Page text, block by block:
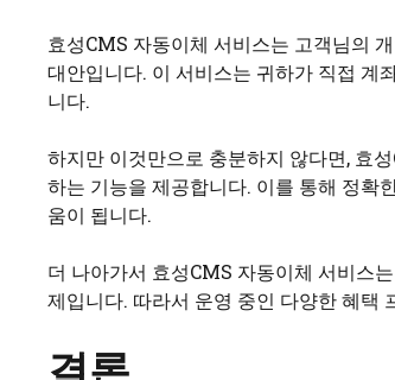
효성CMS 자동이체 서비스는 고객님의
대안입니다. 이 서비스는 귀하가 직접 계
니다.
하지만 이것만으로 충분하지 않다면, 효
하는 기능을 제공합니다. 이를 통해 정확
움이 됩니다.
더 나아가서 효성CMS 자동이체 서비스
제입니다. 따라서 운영 중인 다양한 혜택
결론